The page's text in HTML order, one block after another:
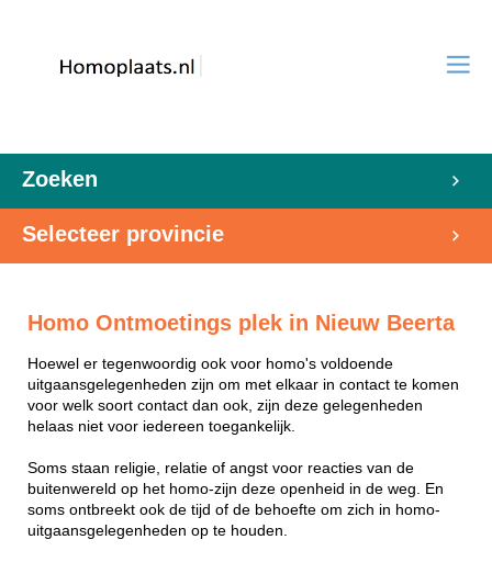
Zoeken
Selecteer provincie
Homo Ontmoetings plek in Nieuw Beerta
Hoewel er tegenwoordig ook voor homo's voldoende
uitgaansgelegenheden zijn om met elkaar in contact te komen
voor welk soort contact dan ook, zijn deze gelegenheden
helaas niet voor iedereen toegankelijk.
Soms staan religie, relatie of angst voor reacties van de
buitenwereld op het homo-zijn deze openheid in de weg. En
soms ontbreekt ook de tijd of de behoefte om zich in homo-
uitgaansgelegenheden op te houden.